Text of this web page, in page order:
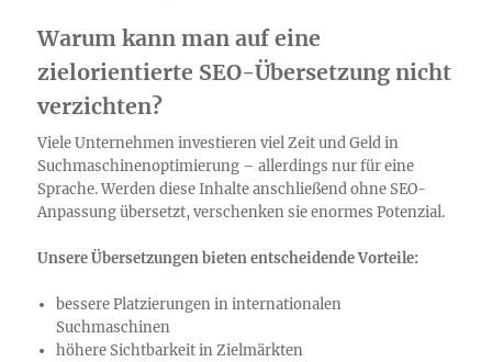
Warum kann man auf eine
zielorientierte SEO-Übersetzung nicht
verzichten?
Viele Unternehmen investieren viel Zeit und Geld in
Suchmaschinenoptimierung – allerdings nur für eine
Sprache. Werden diese Inhalte anschließend ohne SEO-
Anpassung übersetzt, verschenken sie enormes Potenzial.
Unsere Übersetzungen bieten entscheidende Vorteile:
bessere Platzierungen in internationalen
Suchmaschinen
höhere Sichtbarkeit in Zielmärkten